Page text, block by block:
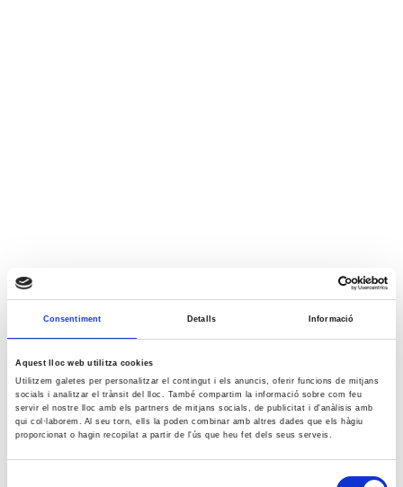
Consentiment Detalls Informació
Aquest lloc web utilitza cookies
Utilitzem galetes per personalitzar el contingut i els anuncis, oferir funcions de mitjans
socials i analitzar el trànsit del lloc. També compartim la informació sobre com feu
servir el nostre lloc amb els partners de mitjans socials, de publicitat i d'anàlisis amb
qui col·laborem. Al seu torn, ells la poden combinar amb altres dades que els hàgiu
proporcionat o hagin recopilat a partir de l'ús que heu fet dels seus serveis.